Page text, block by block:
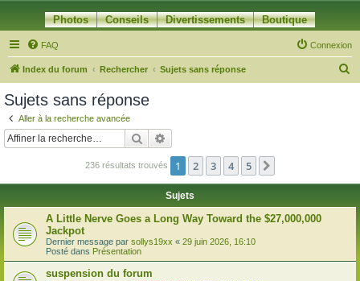
Photos Conseils Divertissements Boutique
FAQ Connexion
Index du forum Rechercher Sujets sans réponse
c
Sujets sans réponse
Aller à la recherche avancée
Rechercher
236 résultats trouvés 1 2 3 4 5
Sujets
A Little Nerve Goes a Long Way Toward the $27,000,000
Jackpot
Dernier message par sollys19xx « 29 juin 2026, 16:10
Posté dans Présentation
suspension du forum